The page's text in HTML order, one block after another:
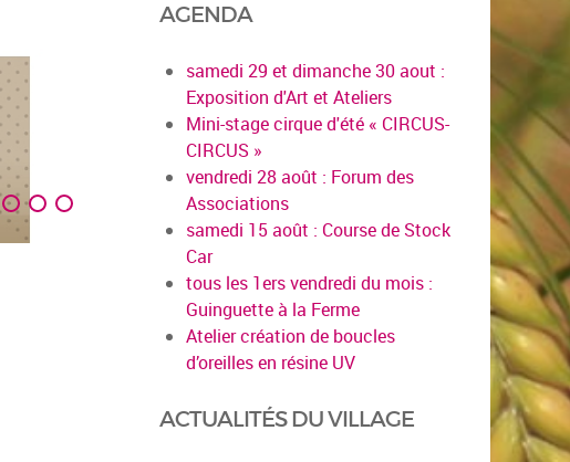
en savoir
AGENDA
samedi 29 et dimanche 30 aout :
Exposition d'Art et Ateliers
Mini-stage cirque d'été « CIRCUS-
CIRCUS »
vendredi 28 août : Forum des
Associations
samedi 15 août : Course de Stock
Car
tous les 1ers vendredi du mois :
Guinguette à la Ferme
Atelier création de boucles
d’oreilles en résine UV
ACTUALITÉS DU VILLAGE